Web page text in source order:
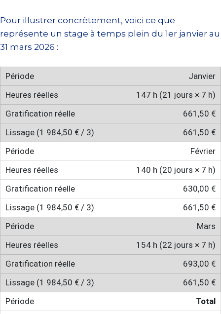
Pour illustrer concrètement, voici ce que
représente un stage à temps plein du 1er janvier au
31 mars 2026 :
Janvier
147 h (21 jours × 7 h)
661,50 €
661,50 €
Février
140 h (20 jours × 7 h)
630,00 €
661,50 €
Mars
154 h (22 jours × 7 h)
693,00 €
661,50 €
Total